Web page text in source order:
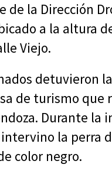
la Dirección
a la altura
Viejo.
detuvieron
de turismo que
Durante la
la perra
color negro.